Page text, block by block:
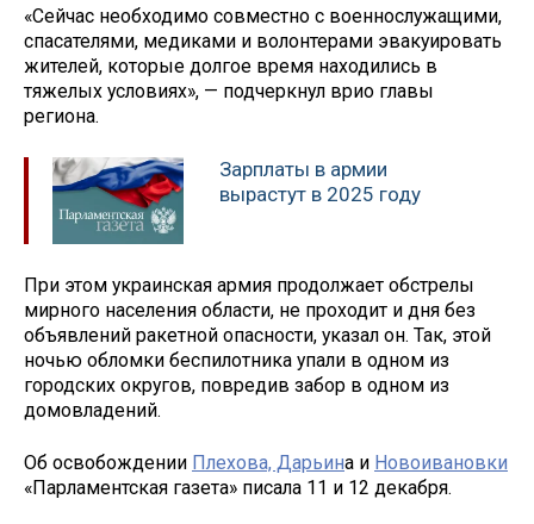
«Сейчас необходимо совместно с военнослужащими,
спасателями, медиками и волонтерами эвакуировать
жителей, которые долгое время находились в
тяжелых условиях», — подчеркнул врио главы
региона.
Зарплаты в армии
вырастут в 2025 году
При этом украинская армия продолжает обстрелы
мирного населения области, не проходит и дня без
объявлений ракетной опасности, указал он. Так, этой
ночью обломки беспилотника упали в одном из
городских округов, повредив забор в одном из
домовладений.
Об освобождении Плехова, Дарьина и Новоивановки
«Парламентская газета» писала 11 и 12 декабря.